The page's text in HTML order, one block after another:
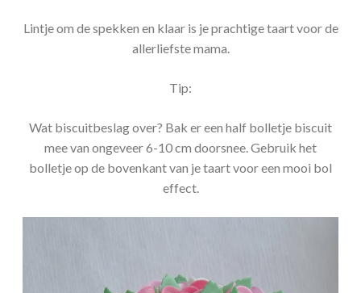
Lintje om de spekken en klaar is je prachtige taart voor de
allerliefste mama.
Tip:
Wat biscuitbeslag over? Bak er een half bolletje biscuit
mee van ongeveer 6-10 cm doorsnee. Gebruik het
bolletje op de bovenkant van je taart voor een mooi bol
effect.